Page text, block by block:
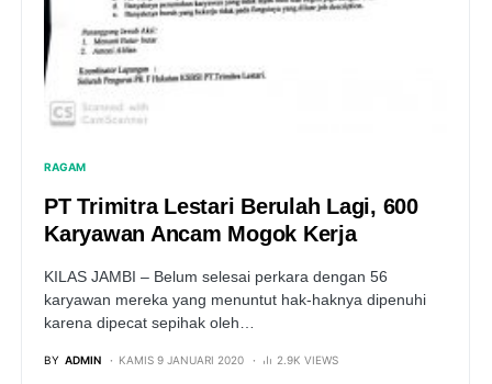
RAGAM
PT Trimitra Lestari Berulah Lagi, 600
Karyawan Ancam Mogok Kerja
KILAS JAMBI – Belum selesai perkara dengan 56
karyawan mereka yang menuntut hak-haknya dipenuhi
karena dipecat sepihak oleh…
BY ADMIN KAMIS 9 JANUARI 2020 2.9K VIEWS